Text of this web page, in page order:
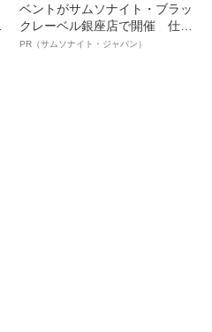
ベントがサムソナイト・ブラッ
クレーベル銀座店で開催 仕事
も人生も自分らしく～笑顔あふ
PR（サムソナイト・ジャパン）